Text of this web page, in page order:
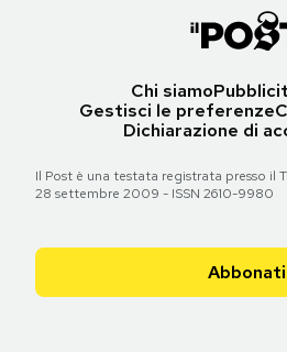
Chi siamo
Gestisci le preferenze
Dichiarazione di
Il Post è una testata registrata presso il
28 settembre 2009 - ISSN 2610-9980
Abbonati